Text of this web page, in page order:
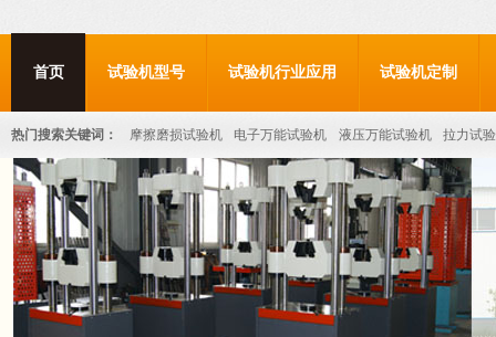
首页 试验机型号 试验机行业应用 试验机定制
热门搜索关键词： 摩擦磨损试验机 电子万能试验机 液压万能试验机 拉力试